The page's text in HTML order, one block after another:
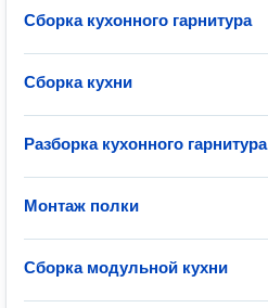
Сборка кухонного гарнитура
Сборка кухни
Разборка кухонного гарнитура
Монтаж полки
Сборка модульной кухни